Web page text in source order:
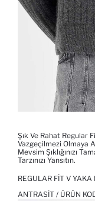
Şık Ve Rahat Regular
Vazgeçilmezi Olmaya
Mevsim Şıklığınızı
Tarzınızı Yansıtın.
REGULAR FIT V
ANTRASIT / ÜRÜN